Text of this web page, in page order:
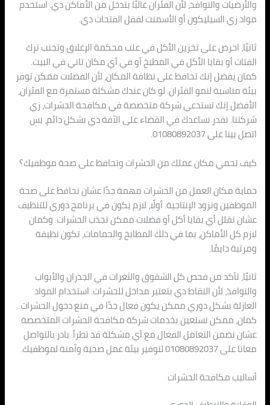
والأرضيات والنوافذ، لأن الفئران غالبًا بتدخل من الأماكن دي. استخدم
مواد زي السيليكون أو الأسمنت لقفل الفتحات دي.
ثانيًا، احرص على تخزين الأكل في علب محكمة الإغلاق وتجنب ترك
الفتات أو بقايا الأكل في المطبخ أو في أي مكان تاني في البيت.
كمان يفضل إنك تحافظ على نظافة المكان، لأن الفضلات ممكن توفر
بيئة مناسبة لنمو الفئران. لو كان عندك مشكلة مستمرة مع الفئران،
الأفضل إنك تستدعي شركة متخصصة في مكافحة الحشرات، زي
شركتنا. نقدر نساعدك في القضاء على الآفة دي بشكل دائم، بس
اتصل بينا على 01080892037.
كيف تحمي مكان عملك من الحشرات وتحافظ على صحة موظفيك؟
حماية مكان العمل من الحشرات مهمة جدًا عشان نحافظ على صحة
الموظفين ونزود الإنتاجية. أولًا، لازم يكون في برنامج دوري للتنظيف
عشان نقلل أي بقايا أكل أو فضلات ممكن تجذب الحشرات. وكمان
لازم كل الأماكن، بما في ذلك المطابخ والحمامات، تكون نظيفة
ومرتبة دايمًا.
ثانيًا، تأكد من فحص كل الشقوق والثغرات في الجدران والأبواب
والنوافذ، لأن النقاط دي بتعتبر مداخل للحشرات. استخدام المواد
العازلة بشكل دوري ممكن يكون فعال جدًا في منع دخول الحشرات.
كمان، ممكن نستعين بخدمات شركة مكافحة الحشرات المتخصصة
عشان نضمن التعامل الفعال مع أي مشكلة قد تطرأ. بادر بالتواصل
معانا على 01080892037 لتوفير بيئة عمل صحية وآمنة لموظفيك.
أساليب مكافحة الحشرات